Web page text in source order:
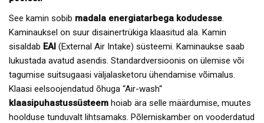
See kamin sobib madala energiatarbega kodudesse.
Kaminauksel on suur disainertrükiga klaasitud ala. Kamin
sisaldab EAI (External Air Intake) süsteemi. Kaminaukse saab
lukustada avatud asendis. Standardversioonis on ülemise või
tagumise suitsugaasi väljalasketoru ühendamise võimalus.
Klaasi eelsoojendatud õhuga “Air-wash“
klaasipuhastussüsteem hoiab ära selle määrdumise, muutes
hoolduse tunduvalt lihtsamaks. Põlemiskamber on vooderdatud